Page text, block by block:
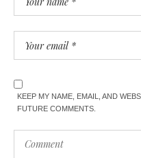
KEEP MY NAME, EMAIL, AND
FUTURE COMMENTS.